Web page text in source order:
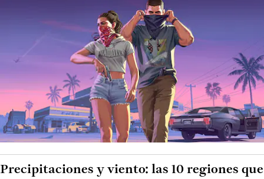
Precipitaciones y viento: las 10 regiones que